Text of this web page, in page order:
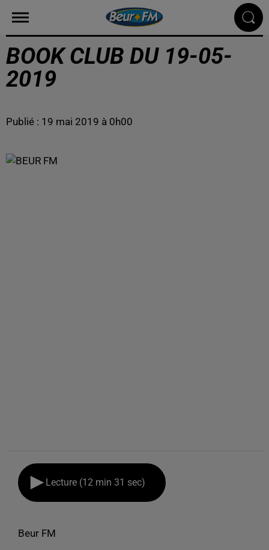
BOOK CLUB DU 19-05-
2019
Publié : 19 mai 2019 à 0h00
Lecture (12 min 31 sec)
Beur FM